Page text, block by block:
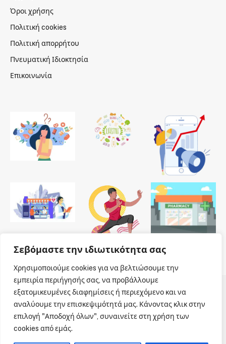
Σεβόμαστε την ιδιωτικότητα σας
Χρησιμοποιούμε cookies για να βελτιώσουμε την
εμπειρία περιήγησής σας, να προβάλλουμε
εξατομικευμένες διαφημίσεις ή περιεχόμενο και να
αναλύουμε την επισκεψιμότητά μας. Κάνοντας κλικ στην
επιλογή "Αποδοχή όλων", συναινείτε στη χρήση των
cookies από εμάς.
Όροι χρήσης
Πολιτική cookies
Πολιτική απορρήτου
Πνευματική Ιδιοκτησία
Επικοινωνία
© 2026 Dailypharmanews. Designed byDailypharmanews
Αρχική Όροι χρήσης
Πολιτική cookies
Πολιτική απορρήτου